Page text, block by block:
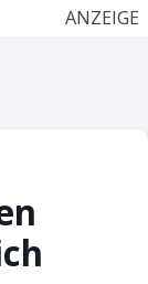
ANZEIGE